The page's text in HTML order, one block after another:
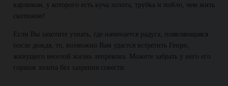
карликом, у которого есть куча золота, трубка и пойло, чем жить
скотиною!
Если Вы захотите узнать, где начинается радуга, появляющаяся
после дождя, то, возможно Вам удастся встретить Генри,
живущего веселой жизнь лепрекона. Можете забрать у него его
горшок золота без зазрения совести.